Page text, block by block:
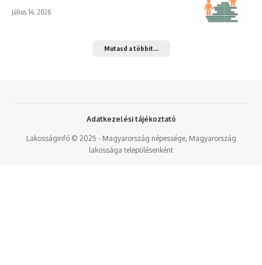
július 14, 2026
Mutasd a többit...
Lakosságinfó © 2025 - Magyarország népessége, Magyarország
lakossága településenként
Adatkezelési tájékoztató